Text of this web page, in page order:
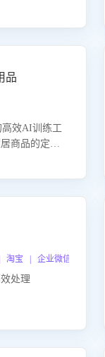
品
效AI训练工
商品的定制
频场景下的
宝 | 企业微信
处理